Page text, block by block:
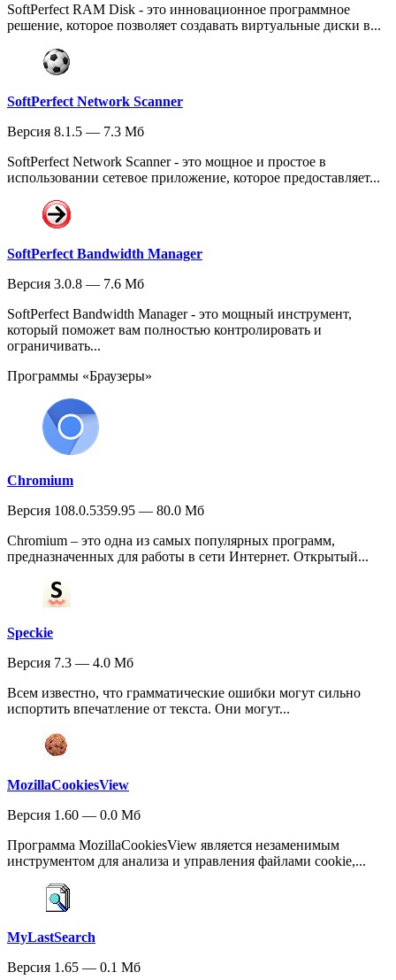
SoftPerfect RAM Disk - это инновационное программное
решение, которое позволяет создавать виртуальные диски в...
SoftPerfect Network Scanner
Версия 8.1.5 — 7.3 Мб
SoftPerfect Network Scanner - это мощное и простое в
использовании сетевое приложение, которое предоставляет...
SoftPerfect Bandwidth Manager
Версия 3.0.8 — 7.6 Мб
SoftPerfect Bandwidth Manager - это мощный инструмент,
который поможет вам полностью контролировать и
ограничивать...
Программы «Браузеры»
Chromium
Версия 108.0.5359.95 — 80.0 Мб
Chromium – это одна из самых популярных программ,
предназначенных для работы в сети Интернет. Открытый...
Speckie
Версия 7.3 — 4.0 Мб
Всем известно, что грамматические ошибки могут сильно
испортить впечатление от текста. Они могут...
MozillaCookiesView
Версия 1.60 — 0.0 Мб
Программа MozillaCookiesView является незаменимым
инструментом для анализа и управления файлами cookie,...
MyLastSearch
Версия 1.65 — 0.1 Мб